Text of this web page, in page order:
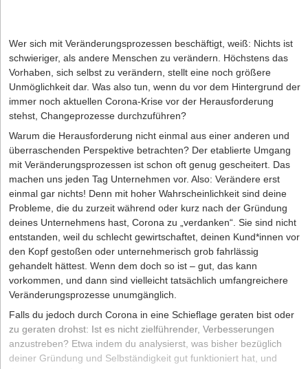
Wer sich mit Veränderungsprozessen beschäftigt, weiß: Nichts ist
schwieriger, als andere Menschen zu verändern. Höchstens das
Vorhaben, sich selbst zu verändern, stellt eine noch größere
Unmöglichkeit dar. Was also tun, wenn du vor dem Hintergrund der
immer noch aktuellen Corona-Krise vor der Herausforderung
stehst, Changeprozesse durchzuführen?
Warum die Herausforderung nicht einmal aus einer anderen und
überraschenden Perspektive betrachten? Der etablierte Umgang
mit Veränderungsprozessen ist schon oft genug gescheitert. Das
machen uns jeden Tag Unternehmen vor. Also: Verändere erst
einmal gar nichts! Denn mit hoher Wahrscheinlichkeit sind deine
Probleme, die du zurzeit während oder kurz nach der Gründung
deines Unternehmens hast, Corona zu „verdanken“. Sie sind nicht
entstanden, weil du schlecht gewirtschaftet, deinen Kund*innen vor
den Kopf gestoßen oder unternehmerisch grob fahrlässig
gehandelt hättest. Wenn dem doch so ist – gut, das kann
vorkommen, und dann sind vielleicht tatsächlich umfangreichere
Veränderungsprozesse unumgänglich.
Falls du jedoch durch Corona in eine Schieflage geraten bist oder
zu geraten drohst: Ist es nicht zielführender, Verbesserungen
anzustreben? Etwa indem du analysierst, was bisher bezüglich
deiner Gründung und Selbständigkeit gut funktioniert hat, und